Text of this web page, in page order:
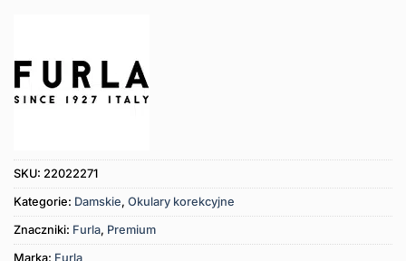
SKU: 22022271
Kategorie: Damskie, Okulary korekcyjne
Znaczniki: Furla, Premium
Marka: Furla